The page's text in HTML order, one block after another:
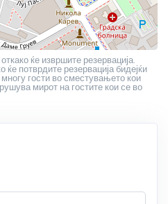
ќе извршите резервација.
ќе потврдите резервација бидејќи
гости во сместувањето кои
мирот на гостите кои се во